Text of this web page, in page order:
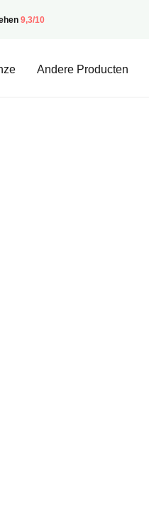
9,3/10
Andere Producten